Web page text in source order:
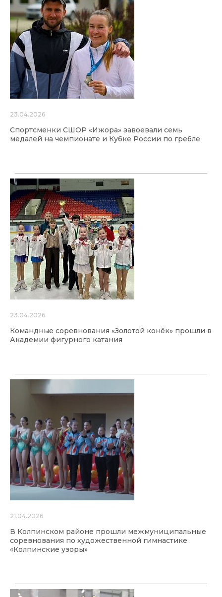
23.04.2026
Спортсменки СШОР «Ижора» завоевали семь
медалей на чемпионате и Кубке России по гребле
23.04.2026
Командные соревнования «Золотой конёк» прошли в
Академии фигурного катания
21.04.2026
В Колпинском районе прошли межмуниципальные
соревнования по художественной гимнастике
«Колпинские узоры»